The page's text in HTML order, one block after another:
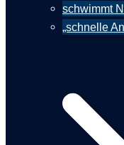
schwimmt
„schnelle